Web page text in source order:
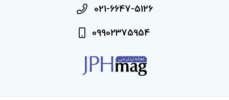
021-6647-5126
09902375954